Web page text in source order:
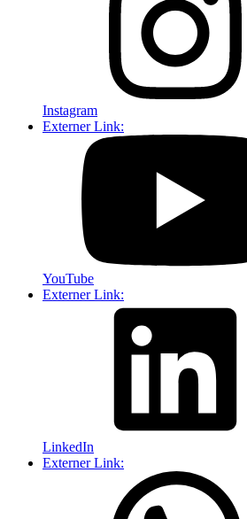
Instagram
Externer Link:
YouTube
Externer Link:
LinkedIn
Externer Link: